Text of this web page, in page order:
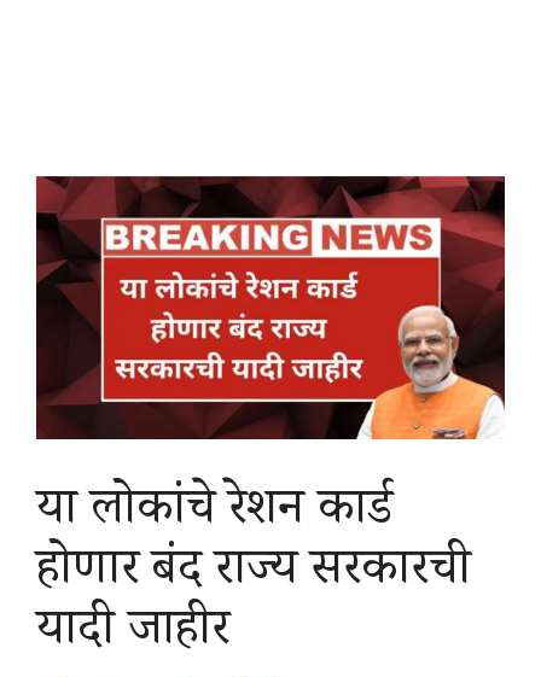
या लोकांचे रेशन कार्ड
होणार बंद राज्य सरकारची
यादी जाहीर